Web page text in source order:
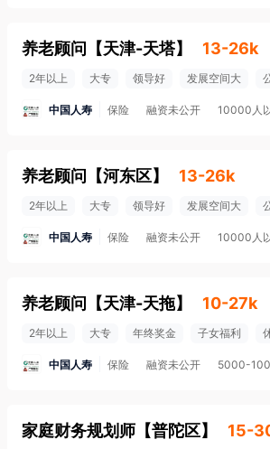
养老顾问 【天津-天塔】 13-26k
2年以上 大专 领导好 发展空间大
中国人寿 保险 融资未公开 10000人
养老顾问 【河东区】 13-26k
2年以上 大专 领导好 发展空间大
中国人寿 保险 融资未公开 10000人
养老顾问 【天津-天拖】 10-27k
2年以上 大专 年终奖金 子女福利
中国人寿 保险 融资未公开 5000-
家庭财务规划师 【普陀区】 15-